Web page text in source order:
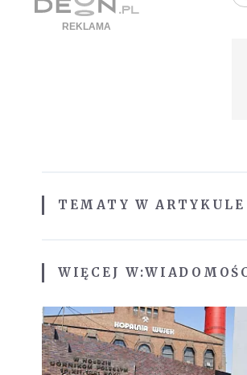
TEMATY W ARTYKULE
WIĘCEJ W: